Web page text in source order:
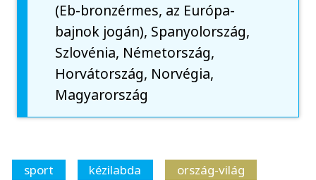
(Eb-bronzérmes, az Európa-
bajnok jogán), Spanyolország,
Szlovénia, Németország,
Horvátország, Norvégia,
Magyarország
sport kézilabda
ország-világ